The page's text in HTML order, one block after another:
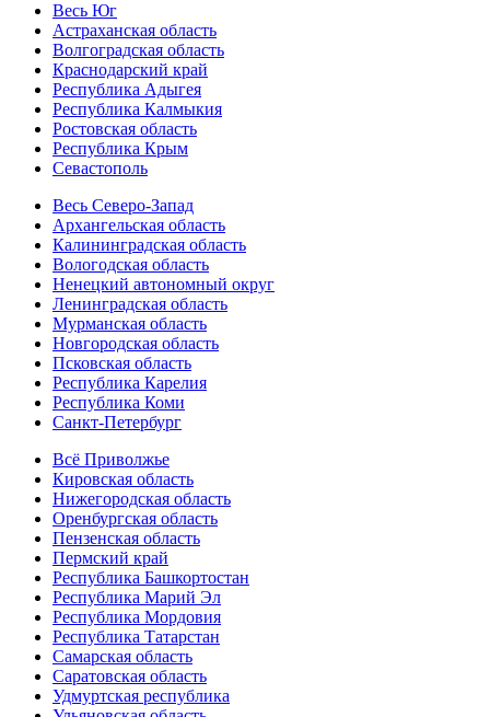
Весь Юг
Астраханская область
Волгоградская область
Краснодарский край
Республика Адыгея
Республика Калмыкия
Ростовская область
Республика Крым
Севастополь
Весь Северо-Запад
Архангельская область
Калининградская область
Вологодская область
Ненецкий автономный округ
Ленинградская область
Мурманская область
Новгородская область
Псковская область
Республика Карелия
Республика Коми
Санкт-Петербург
Всё Приволжье
Кировская область
Нижегородская область
Оренбургская область
Пензенская область
Пермский край
Республика Башкортостан
Республика Марий Эл
Республика Мордовия
Республика Татарстан
Самарская область
Саратовская область
Удмуртская республика